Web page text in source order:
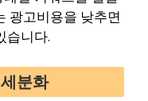
광고비용을 낮추면
습니다.
분화